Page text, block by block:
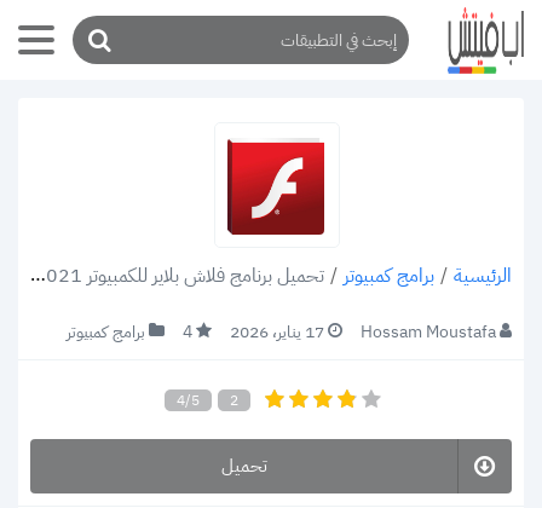
الرئيسية / برامج كمبيوتر / تحميل برنامج فلاش بلاير للكمبيوتر 2021: Adobe Flash Player 32.0.0.453 تشغيل الفيديو للويندوز
Hossam Moustafa 17 يناير، 2026 4 برامج كمبيوتر
4/5 2
تحميل